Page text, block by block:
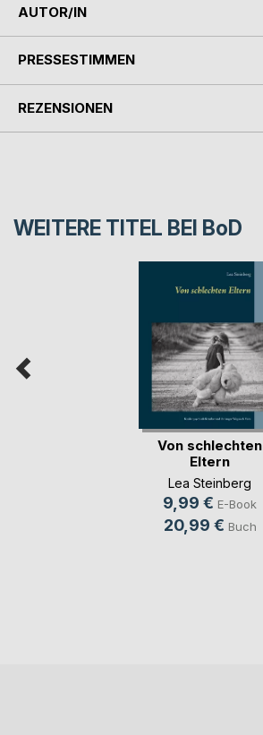
AUTOR/IN
PRESSESTIMMEN
REZENSIONEN
WEITERE TITEL BEI BoD
Von schlechten
Eltern
Lea Steinberg
9,99 € E-Book
20,99 € Buch